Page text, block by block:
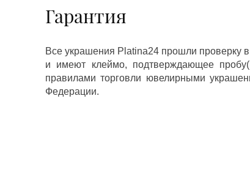
Гарантия
Все украшения Platina24 прошли проверку
и имеют клеймо, подтверждающее
правилами торговли ювелирными
Федерации.